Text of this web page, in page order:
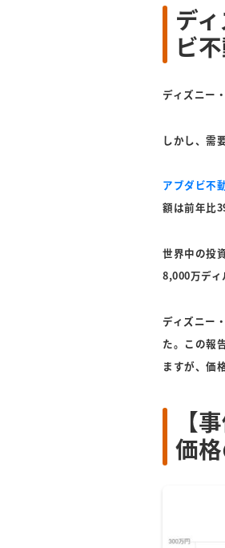
デ
ビ
ディズニー
しかし、需
アブダビ不
額は前年比
世界中の投
8,000万ディ
ディズニー
た。この報
ますが、価
【
価